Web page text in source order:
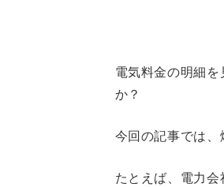
電気料金の明細
か？
今回の記事では、
たとえば、電力